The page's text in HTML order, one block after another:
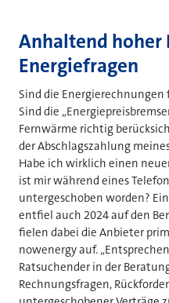
Anhaltend hoher
Energiefragen
Sind die Energierechnungen
Sind die
Fernwärme richtig
der Abschlagszahlung
Habe ich wirklich einen
ist mir während eines
untergeschoben worden?
entfiel auch 2024 auf den
fielen dabei die Anbieter
nowenergy auf.
Ratsuchender in der
Rechnungsfragen,